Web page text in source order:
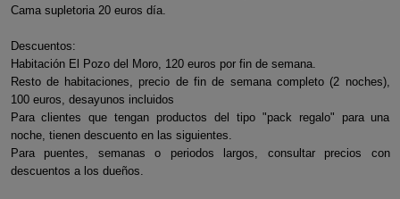
Cama supletoria 20 euros día.
Descuentos:
Habitación El Pozo del Moro, 120 euros por fin de semana.
Resto de habitaciones, precio de fin de semana completo (2 noches),
100 euros, desayunos incluidos
Para clientes que tengan productos del tipo "pack regalo" para una
noche, tienen descuento en las siguientes.
Para puentes, semanas o periodos largos, consultar precios con
descuentos a los dueños.